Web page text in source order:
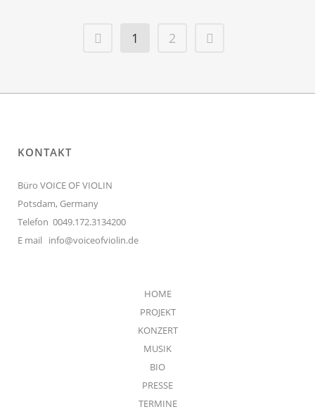
1 2
KONTAKT
Büro VOICE OF VIOLIN
Potsdam, Germany
Telefon 0049.172.3134200
E mail info@voiceofviolin.de
HOME
PROJEKT
KONZERT
MUSIK
BIO
PRESSE
TERMINE